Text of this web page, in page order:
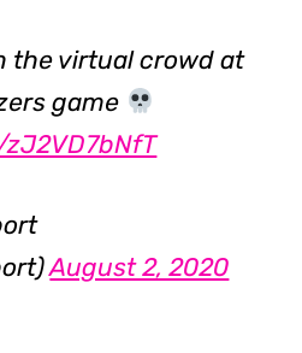
the virtual crowd at
game
August 2, 2020